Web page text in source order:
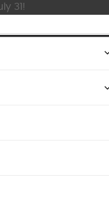
31!